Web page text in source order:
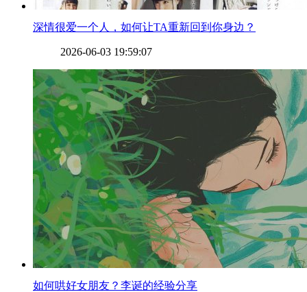
​深情很爱一个人，如何让TA重新回到你身边？
2026-06-03 19:59:07
​如何哄好女朋友？李诞的经验分享